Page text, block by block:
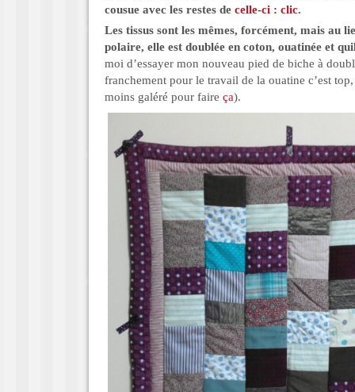
cousue avec les restes de celle-ci : clic.
Les tissus sont les mêmes, forcément, mais au
polaire, elle est doublée en coton, ouatinée et
moi d’essayer mon nouveau pied de biche à
franchement pour le travail de la ouatine c’est top,
moins galéré pour faire ça).